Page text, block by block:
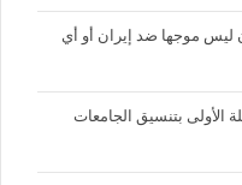
ليس موجها ضد إيران أو أي
الأولى بتنسيق الجامعات